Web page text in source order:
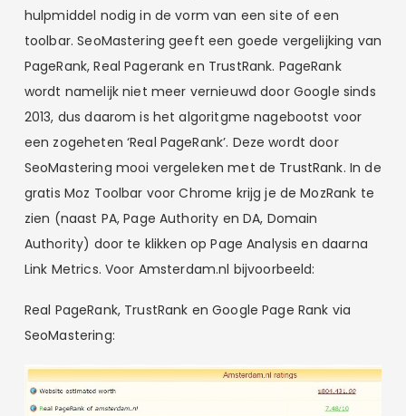
hulpmiddel nodig in de vorm van een site of een
toolbar. SeoMastering geeft een goede vergelijking van
PageRank, Real Pagerank en TrustRank. PageRank
wordt namelijk niet meer vernieuwd door Google sinds
2013, dus daarom is het algoritgme nagebootst voor
een zogeheten ‘Real PageRank’. Deze wordt door
SeoMastering mooi vergeleken met de TrustRank. In de
gratis Moz Toolbar voor Chrome krijg je de MozRank te
zien (naast PA, Page Authority en DA, Domain
Authority) door te klikken op Page Analysis en daarna
Link Metrics. Voor Amsterdam.nl bijvoorbeeld:
Real PageRank, TrustRank en Google Page Rank via
SeoMastering: